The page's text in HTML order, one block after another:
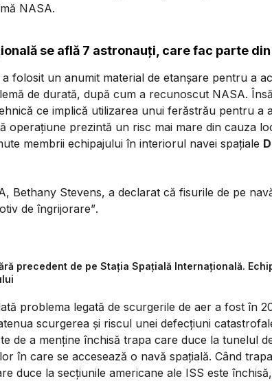
NASA.
se află 7 astronauți, care fac parte
a folosit un anumit material de etanșare pentru a
de durată, după cum a recunoscut NASA.
ce implică utilizarea unui ferăstrău pentru a
operațiune prezintă un risc mai mare din cauza
membrii echipajului în interiorul navei spațiale
Bethany Stevens, a declarat că fisurile de pe
de îngrijorare”.
precedent de pe Stația Spațială Internațională.
problema legată de scurgerile de aer a fost în
scurgerea și riscul unei defecțiuni
de a menține închisă trapa care duce la tunelul
în care se accesează o navă spațială. Când
duce la secțiunile americane ale ISS este